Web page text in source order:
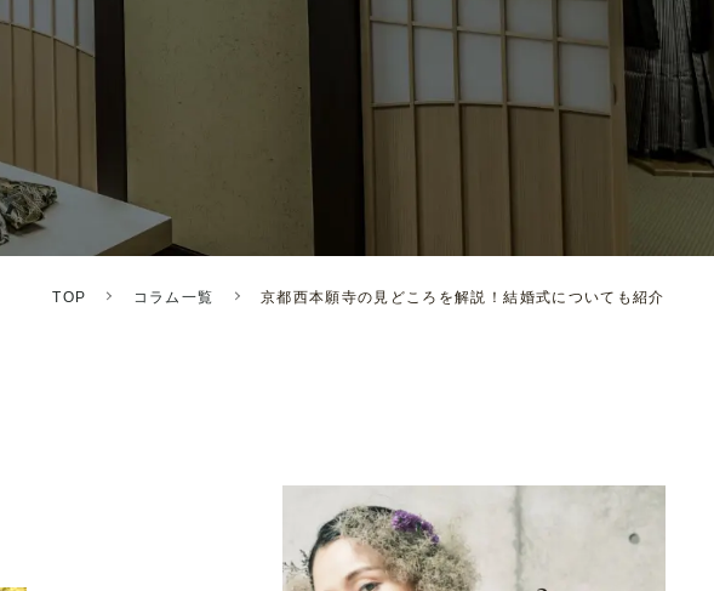
TOP コラム一覧 京都西本願寺の見どころを解説！結婚式についても紹介